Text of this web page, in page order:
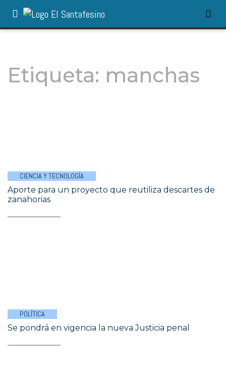
Etiqueta: manchas
CIENCIA Y TECNOLOGÍA
Aporte para un proyecto que reutiliza descartes de
zanahorias
POLÍTICA
Se pondrá en vigencia la nueva Justicia penal